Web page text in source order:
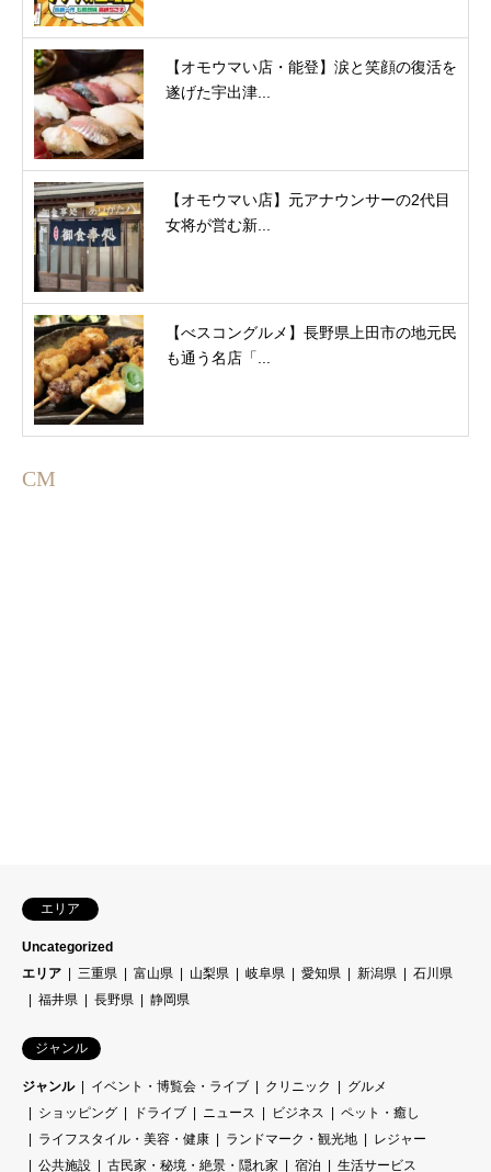
【オモウマい店・能登】涙と笑顔の復活を
遂げた宇出津...
【オモウマい店】元アナウンサーの2代目
女将が営む新...
【べスコングルメ】長野県上田市の地元民
も通う名店「...
CM
エリア
Uncategorized
エリア
三重県 富山県 山梨県 岐阜県 愛知県 新潟県
石川県
福井県
長野県 静岡県
ジャンル
ジャンル イベント・博覧会・ライブ クリニック
グルメ
ショッピング
ドライブ ニュース ビジネス
ペット・癒し
ライフスタイル・美容・健康
ランドマーク・観光地
レジャー
公共施設
古民家・秘境・絶景・隠れ家 宿泊 生活サービス